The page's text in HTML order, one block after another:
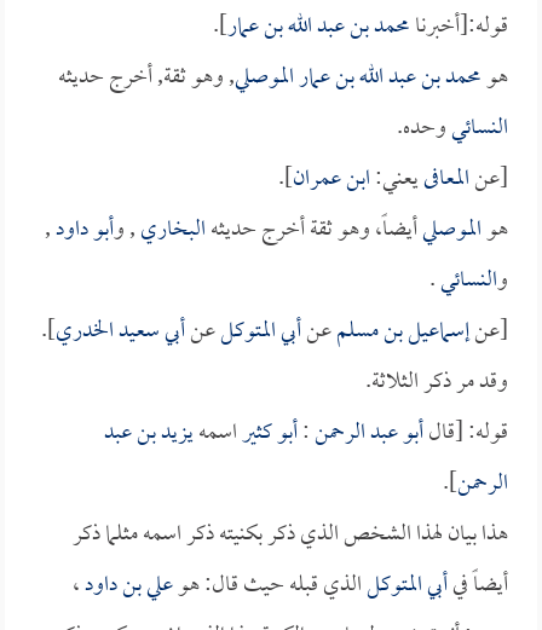
قوله:[أخبرنامحمد بن عبد الله بن عمار].
هومحمد بن عبد الله بن عمار الموصلي, وهو ثقة, أخرج حديثه
النسائيوحده.
[عنالمعافىيعني:ابن عمران].
هوالموصليأيضاً، وهو ثقة أخرج حديثهالبخاري, وأبو داود,
والنسائي.
[عنإسماعيل بن مسلمعنأبي المتوكلعنأبي سعيد الخدري].
وقد مر ذكر الثلاثة.
قوله: [قالأبو عبد الرحمن:أبو كثيراسمهيزيد بن عبد
الرحمن].
هذا بيان لهذا الشخص الذي ذكر بكنيته ذكر اسمه مثلما ذكر
أيضاً فيأبي المتوكلالذي قبله حيث قال: هوعلي بن داود،